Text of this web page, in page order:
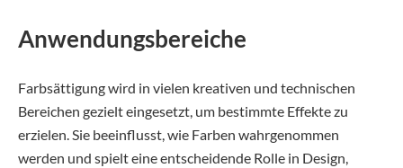
Anwendungsbereiche
Farbsättigung wird in vielen kreativen und technischen
Bereichen gezielt eingesetzt, um bestimmte Effekte zu
erzielen. Sie beeinflusst, wie Farben wahrgenommen
werden und spielt eine entscheidende Rolle in Design,